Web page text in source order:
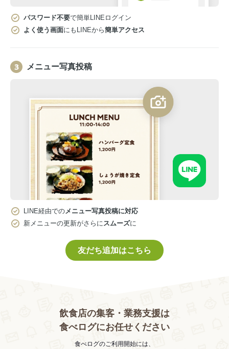
パスワード不要で簡単LINEログイン
よく使う画面にもLINEから簡単アクセス
メニュー写真投稿
LINE経由でのメニュー写真投稿に対応
新メニューの更新がさらにスムーズに
友だち追加はこちら
飲食店の集客・業務支援は
食べログにお任せください
食べログのご利用開始には、